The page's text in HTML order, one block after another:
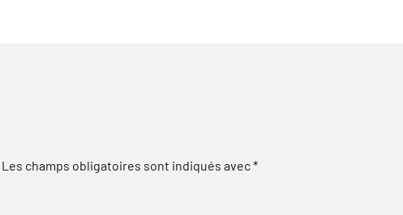
Les champs obligatoires sont indiqués avec*